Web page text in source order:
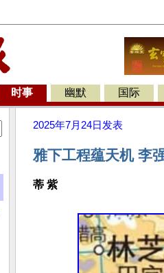
时事 幽默 国际
2025年7月24日 发表
雅下工程蕴天机 李
蒂 紫